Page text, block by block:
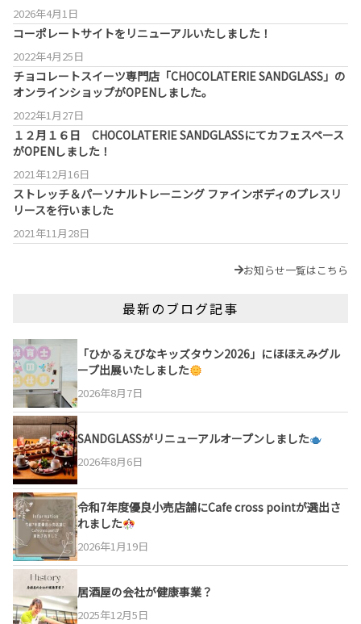
2026年4月1日
コーポレートサイトをリニューアルいたしました！
2022年4月25日
チョコレートスイーツ専門店「CHOCOLATERIE SANDGLASS」の
オンラインショップがOPENしました。
2022年1月27日
１２月１６日 CHOCOLATERIE SANDGLASSにてカフェスペース
がOPENしました！
2021年12月16日
ストレッチ＆パーソナルトレーニング ファインボディのプレスリ
リースを行いました
2021年11月28日
お知らせ一覧はこちら
最新のブログ記事
「ひかるえびなキッズタウン2026」にほほえみグル
ープ出展いたしました
2026年8月7日
SANDGLASSがリニューアルオープンしました
2026年8月6日
令和7年度優良小売店舗にCafe cross pointが選出さ
れました
2026年1月19日
居酒屋の会社が健康事業？
2025年12月5日